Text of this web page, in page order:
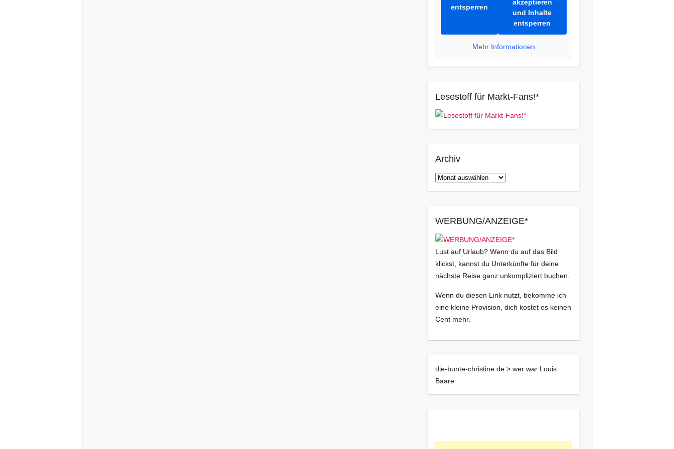
entsperren
akzeptieren
und Inhalte
entsperren
Mehr Informationen
Lesestoff für Markt-Fans!*
Archiv
Archiv
WERBUNG/ANZEIGE*
Lust auf Urlaub? Wenn du auf das Bild
klickst, kannst du Unterkünfte für deine
nächste Reise ganz unkompliziert buchen.
Wenn du diesen Link nutzt, bekomme ich
eine kleine Provision, dich kostet es keinen
Cent mehr.
die-bunte-christine.de > wer war Louis
Baare